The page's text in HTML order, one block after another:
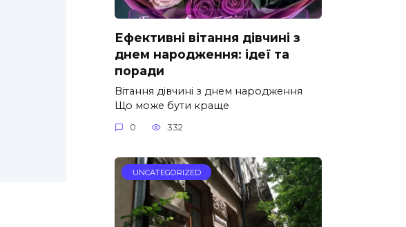
Ефективні вітання дівчині з
днем народження: ідеї та
поради
Вітання дівчині з днем народження
Що може бути краще
0 332
UNCATEGORIZED